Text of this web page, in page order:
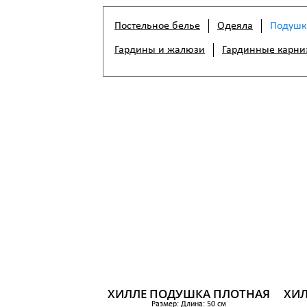
Постельное белье Одеяла
Гардины и жалюзи Гардинные
ХИЛЛЕ ПОДУШКА ПЛОТНАЯ
Размер: Длина: 50 см